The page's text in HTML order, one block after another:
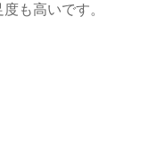
も高いです。